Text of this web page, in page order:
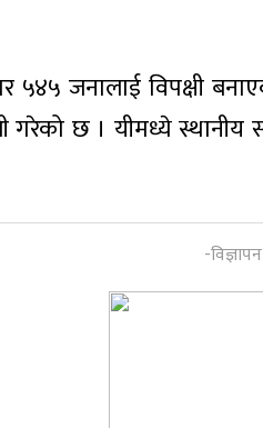
५४५ जनालाई विपक्षी
छ । यीमध्ये स्थानीय